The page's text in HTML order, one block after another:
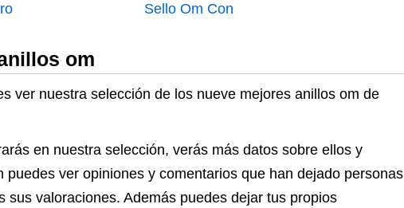
25
Sello Om Con
om
ver nuestra selección de los nueve mejores anillos om de
en nuestra selección, verás más datos sobre ellos y
ver opiniones y comentarios que han dejado personas
valoraciones. Además puedes dejar tus propios